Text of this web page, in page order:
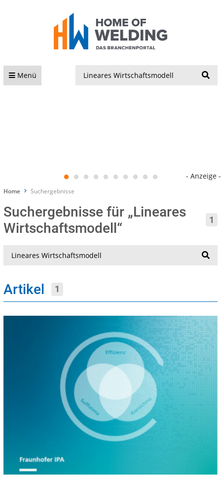
Menü
- Anzeige -
Home Suchergebnisse
Suchergebnisse für „Lineares
Wirtschaftsmodell“
1
Artikel 1